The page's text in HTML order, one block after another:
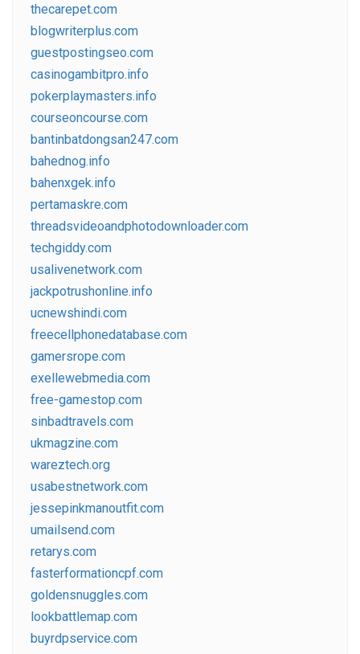
thecarepet.com
blogwriterplus.com
guestpostingseo.com
casinogambitpro.info
pokerplaymasters.info
courseoncourse.com
bantinbatdongsan247.com
bahednog.info
bahenxgek.info
pertamaskre.com
threadsvideoandphotodownloader.com
techgiddy.com
usalivenetwork.com
jackpotrushonline.info
ucnewshindi.com
freecellphonedatabase.com
gamersrope.com
exellewebmedia.com
free-gamestop.com
sinbadtravels.com
ukmagzine.com
wareztech.org
usabestnetwork.com
jessepinkmanoutfit.com
umailsend.com
retarys.com
fasterformationcpf.com
goldensnuggles.com
lookbattlemap.com
buyrdpservice.com